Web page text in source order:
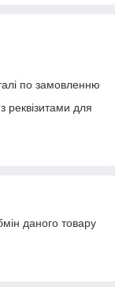
по замовленню
реквізитами для
даного товару